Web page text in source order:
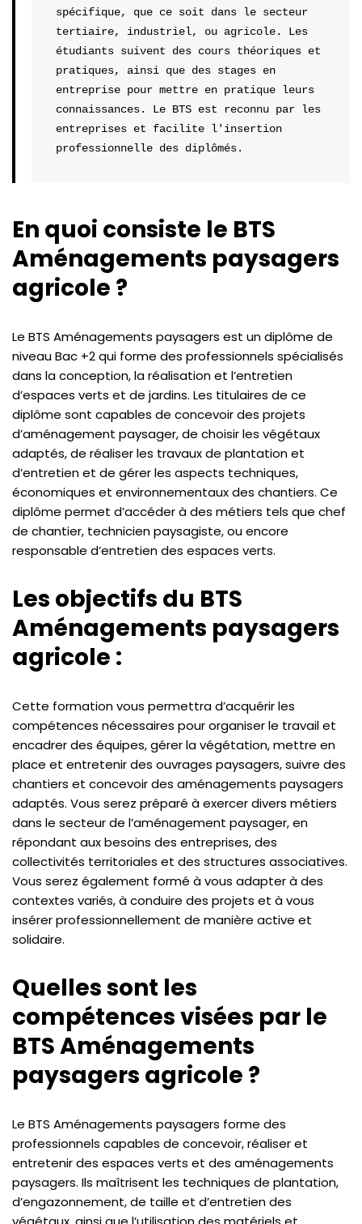
spécifique, que ce soit dans le secteur
tertiaire, industriel, ou agricole. Les
étudiants suivent des cours théoriques et
pratiques, ainsi que des stages en
entreprise pour mettre en pratique leurs
connaissances. Le BTS est reconnu par les
entreprises et facilite l'insertion
professionnelle des diplômés.
En quoi consiste le BTS
Aménagements paysagers
agricole ?
Le BTS Aménagements paysagers est un diplôme de
niveau Bac +2 qui forme des professionnels spécialisés
dans la conception, la réalisation et l’entretien
d’espaces verts et de jardins. Les titulaires de ce
diplôme sont capables de concevoir des projets
d’aménagement paysager, de choisir les végétaux
adaptés, de réaliser les travaux de plantation et
d’entretien et de gérer les aspects techniques,
économiques et environnementaux des chantiers. Ce
diplôme permet d’accéder à des métiers tels que chef
de chantier, technicien paysagiste, ou encore
responsable d’entretien des espaces verts.
Les objectifs du BTS
Aménagements paysagers
agricole :
Cette formation vous permettra d’acquérir les
compétences nécessaires pour organiser le travail et
encadrer des équipes, gérer la végétation, mettre en
place et entretenir des ouvrages paysagers, suivre des
chantiers et concevoir des aménagements paysagers
adaptés. Vous serez préparé à exercer divers métiers
dans le secteur de l’aménagement paysager, en
répondant aux besoins des entreprises, des
collectivités territoriales et des structures associatives.
Vous serez également formé à vous adapter à des
contextes variés, à conduire des projets et à vous
insérer professionnellement de manière active et
solidaire.
Quelles sont les
compétences visées par le
BTS Aménagements
paysagers agricole ?
Le BTS Aménagements paysagers forme des
professionnels capables de concevoir, réaliser et
entretenir des espaces verts et des aménagements
paysagers. Ils maîtrisent les techniques de plantation,
d’engazonnement, de taille et d’entretien des